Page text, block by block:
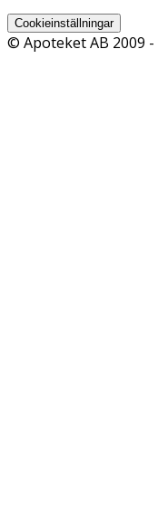
Cookieinställningar
© Apoteket AB 2009 -